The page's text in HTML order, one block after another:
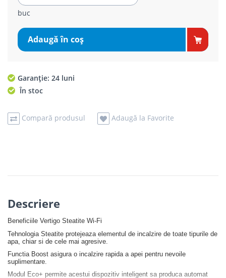
buc
Adaugă în coş
Garanție: 24 luni
În stoc
Compară produsul Adaugă la Favorite
Descriere
Beneficiile Vertigo Steatite Wi-Fi
Tehnologia Steatite protejeaza elementul de incalzire de toate tipurile de
apa, chiar si de cele mai agresive.
Functia Boost asigura o incalzire rapida a apei pentru nevoile
suplimentare.
Modul Eco+ permite acestui dispozitiv inteligent sa produca automat